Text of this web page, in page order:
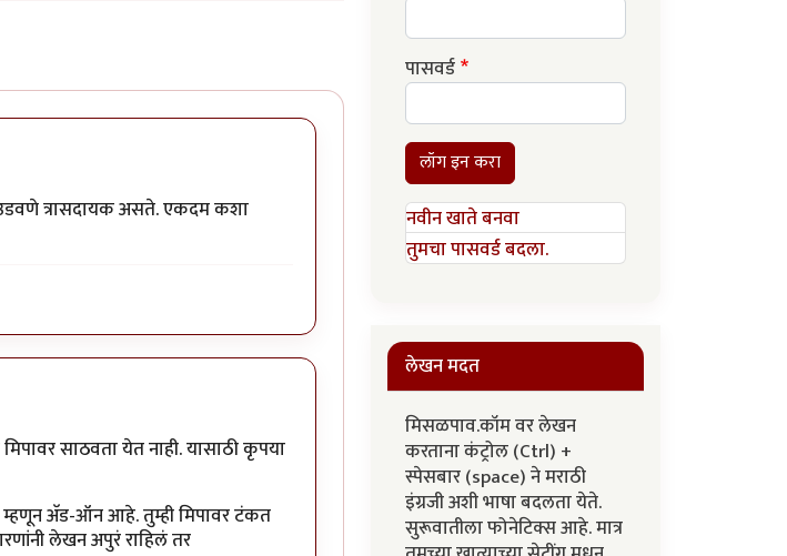
त्रासदायक असते. एकदम कशा
साठवता येत नाही. यासाठी कृपया
म्हणून अ‍ॅड-ऑन आहे. तुम्ही मिपावर टंकत
लेखन अपुरं राहिलं तर
पासवर्ड
लॉग इन करा
नवीन खाते बनवा
तुमचा पासवर्ड बदला.
लेखन मदत
मिसळपाव.कॉम वर लेखन
करताना कंट्रोल (Ctrl) +
स्पेसबार (space) ने मराठी
इंग्रजी अशी भाषा बदलता येते.
सुरूवातीला फोनेटिक्स आहे. मात्र